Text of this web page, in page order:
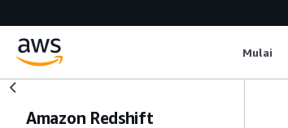
Mulai
Amazon Redshift